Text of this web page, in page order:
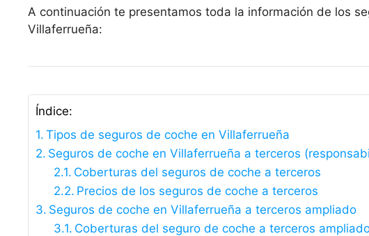
A continuación te presentamos toda la información de los
Villaferrueña:
Índice:
Tipos de seguros de coche en Villaferrueña
Seguros de coche en Villaferrueña a terceros
Coberturas del seguros de coche a terceros
Precios de los seguros de coche a terceros
Seguros de coche en Villaferrueña a terceros ampliado
Coberturas del seguro de coche a terceros